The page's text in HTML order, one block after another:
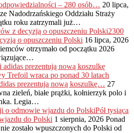
– 280 osób… 20 lipca,
Nadodrzańskiego Oddziału Straży
roku zatrzymali już…
2300
o opuszczeniu Polski 16 lipca, 2026
otrzymało od początku 2026
prezentują nową koszulkę… 27
zieleń, białe prążki, kołnierzyk polo i
Legia…
Pół tysiąca
do Polski 1 sierpnia, 2026 Ponad
zostało wpuszczonych do Polski od